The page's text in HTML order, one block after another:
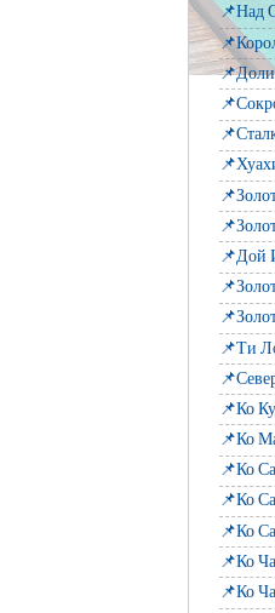
📌Над
📌Дой
📌Ти
📌Ко
📌Ко
📌Ко
📌Ко
📌Ко
📌Ко
📌Ко